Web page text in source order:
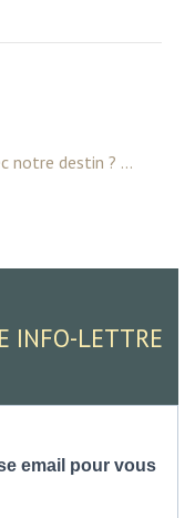
notre destin ? ...
INFO-LETTRE
email pour vous